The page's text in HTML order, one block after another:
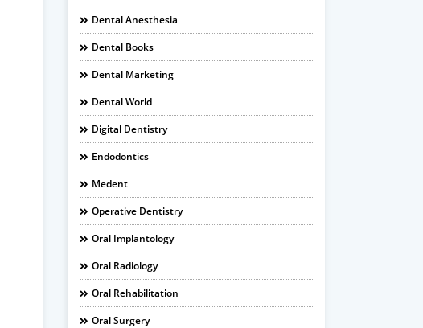
Dental Anesthesia
Dental Books
Dental Marketing
Dental World
Digital Dentistry
Endodontics
Medent
Operative Dentistry
Oral Implantology
Oral Radiology
Oral Rehabilitation
Oral Surgery